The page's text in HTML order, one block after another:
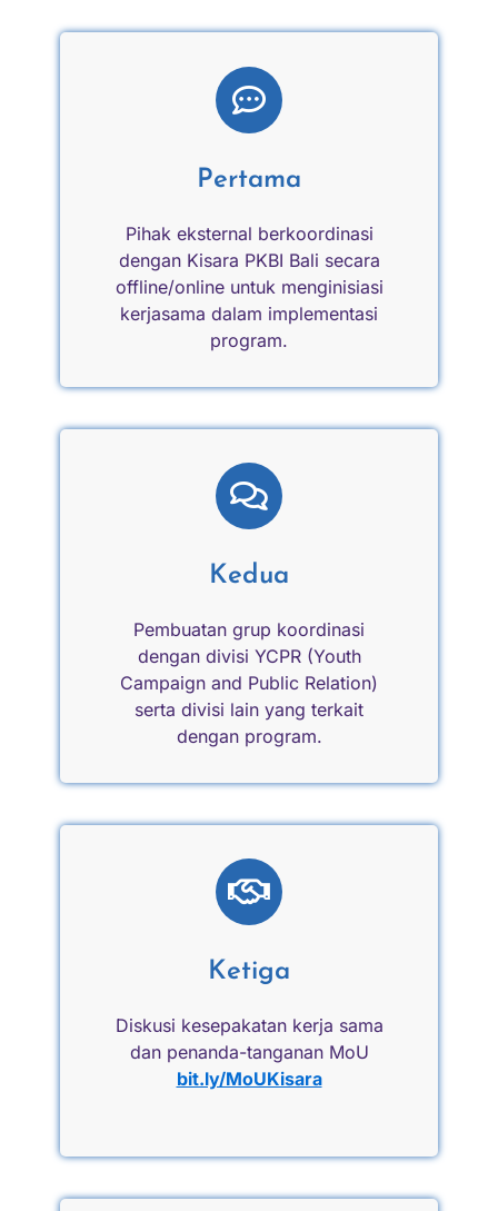
Pertama
Pihak eksternal berkoordinasi
dengan Kisara PKBI Bali secara
offline/online untuk menginisiasi
kerjasama dalam implementasi
program.
Kedua
Pembuatan grup koordinasi
dengan divisi YCPR (Youth
Campaign and Public Relation)
serta divisi lain yang terkait
dengan program.
Ketiga
Diskusi kesepakatan kerja sama
dan penanda-tanganan MoU
bit.ly/MoUKisara